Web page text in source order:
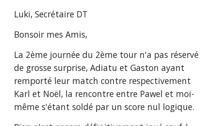
Luki, Secrétaire DT
Bonsoir mes Amis,
La 2ème journée du 2ème tour n'a pas réservé
de grosse surprise, Adiatu et Gaston ayant
remporté leur match contre respectivement
Karl et Noël, la rencontre entre Pawel et moi-
même s'étant soldé par un score nul logique.